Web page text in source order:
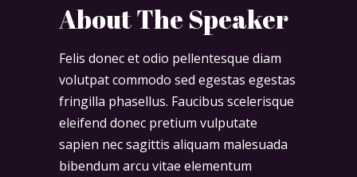
About The Speaker
Felis donec et odio pellentesque diam
volutpat commodo sed egestas egestas
fringilla phasellus. Faucibus scelerisque
eleifend donec pretium vulputate
sapien nec sagittis aliquam malesuada
bibendum arcu vitae elementum